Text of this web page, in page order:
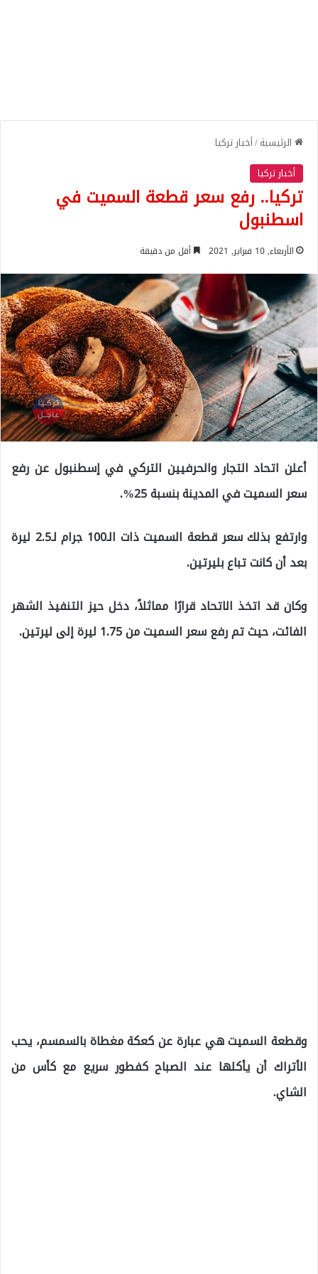
الرئيسية/أخبار تركيا
أخبار تركيا
تركيا.. رفع سعر قطعة السميت في
اسطنبول
الأربعاء, 10 فبراير, 2021 أقل من دقيقة
أعلن اتحاد التجار والحرفيين التركي في إسطنبول عن رفع
سعر السميت في المدينة بنسبة 25%.
وارتفع بذلك سعر قطعة السميت ذات الـ100 جرام لـ2.5 ليرة
بعد أن كانت تباع بليرتين.
وكان قد اتخذ الاتحاد قرارًا مماثلاً، دخل حيز التنفيذ الشهر
الفائت، حيث تم رفع سعر السميت من 1.75 ليرة إلى ليرتين.
وقطعة السميت هي عبارة عن كعكة مغطاة بالسمسم، يحب
الأتراك أن يأكلها عند الصباح كفطور سريع مع كأس من
الشاي.